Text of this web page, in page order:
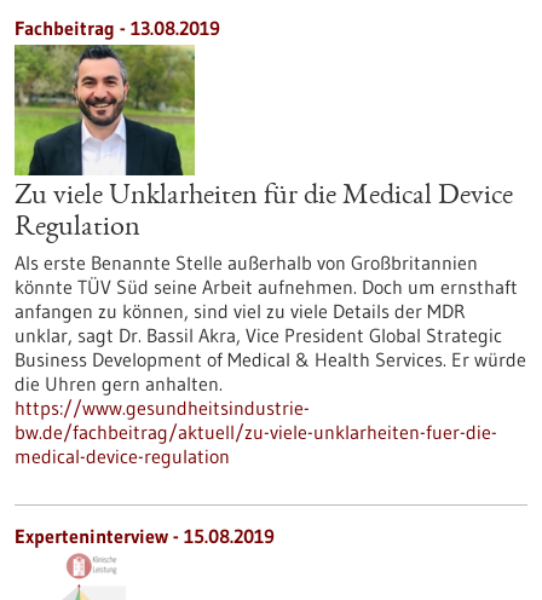
Fachbeitrag - 13.08.2019
Zu viele Unklarheiten für die Medical Device
Regulation
Als erste Benannte Stelle außerhalb von Großbritannien
könnte TÜV Süd seine Arbeit aufnehmen. Doch um ernsthaft
anfangen zu können, sind viel zu viele Details der MDR
unklar, sagt Dr. Bassil Akra, Vice President Global Strategic
Business Development of Medical & Health Services. Er würde
die Uhren gern anhalten.
https://www.gesundheitsindustrie-
bw.de/fachbeitrag/aktuell/zu-viele-unklarheiten-fuer-die-
medical-device-regulation
Experteninterview - 15.08.2019